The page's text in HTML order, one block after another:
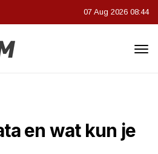
07 Aug 2026 08:44
en wat kun je